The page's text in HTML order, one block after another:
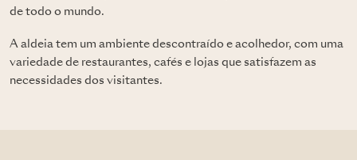
de todo o mundo.
A aldeia tem um ambiente descontraído e acolhedor, com uma
variedade de restaurantes, cafés e lojas que satisfazem as
necessidades dos visitantes.